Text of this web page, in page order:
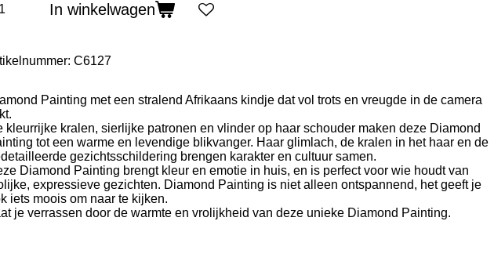
In winkelwagen
C6127
Painting met een stralend Afrikaans kindje dat vol trots en vreugde in de camera
kleurrijke kralen, sierlijke patronen en vlinder op haar schouder maken deze Diamond
tot een warme en levendige blikvanger. Haar glimlach, de kralen in het haar en de
gezichtsschildering brengen karakter en cultuur samen.
Diamond Painting brengt kleur en emotie in huis, en is perfect voor wie houdt van
expressieve gezichten. Diamond Painting is niet alleen ontspannend, het geeft je
iets moois om naar te kijken.
je verrassen door de warmte en vrolijkheid van deze unieke Diamond Painting.